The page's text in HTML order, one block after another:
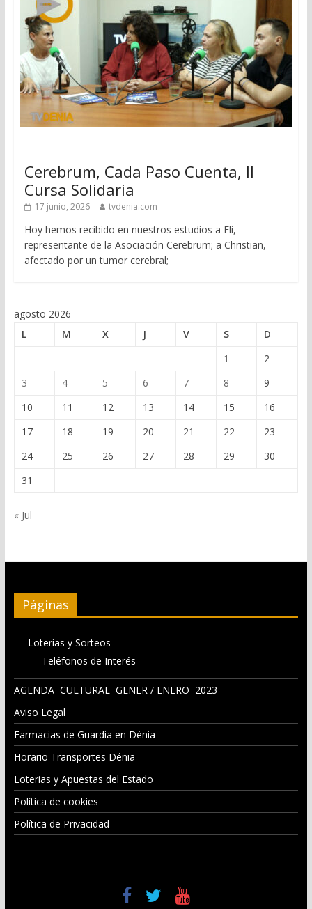
Cerebrum, Cada Paso Cuenta, II
Cursa Solidaria
17 junio, 2026 tvdenia.com
Hoy hemos recibido en nuestros estudios a Eli,
representante de la Asociación Cerebrum; a Christian,
afectado por un tumor cerebral;
agosto 2026
L
M X J V S
D
1
2
3
4 5 6 7 8
9
10
11 12 13 14 15
16
17
18 19 20 21 22
23
24
25 26 27 28 29
30
31
« Jul
Páginas
Loterias y Sorteos
Teléfonos de Interés
AGENDA CULTURAL GENER / ENERO 2023
Aviso Legal
Farmacias de Guardia en Dénia
Horario Transportes Dénia
Loterias y Apuestas del Estado
Política de cookies
Política de Privacidad